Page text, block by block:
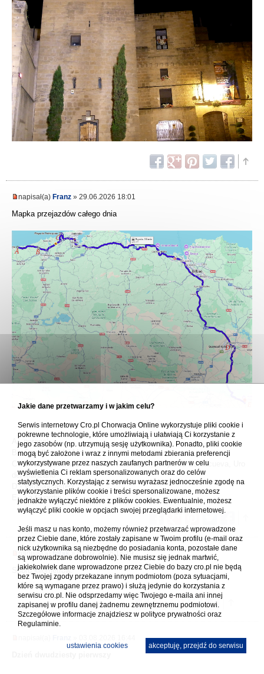
napisał(a) Franz » 29.06.2026 18:01
Mapka przejazdów całego dnia
A - poranek
B - Santillana del Mar
C - Costa Quebrada: Playa de Pedruqias, Playa de Somocueva, Uro
del Manzano
D - Vitoria-Gasteiz
E - La Guardia
napisał(a)fofak» 01.07.2026 16:19
Sporo kilometrów.
Jakie dane przetwarzamy i w jakim celu?
Serwis internetowy Cro.pl Chorwacja Online wykorzystuje pliki cookie i
pokrewne technologie, które umożliwiają i ułatwiają Ci korzystanie z
jego zasobów (np. utrzymują sesję użytkownika). Ponadto, pliki cookie
mogą być założone i wraz z innymi metodami zbierania preferencji
wykorzystywane przez naszych zaufanych partnerów w celu
wyświetlenia Ci reklam spersonalizowanych oraz do celów
statystycznych. Korzystając z serwisu wyrażasz jednocześnie zgodę na
wykorzystanie plików cookie i treści spersonalizowane, możesz
jednakże wyłączyć niektóre z plików cookies. Ewentualnie, możesz
wyłączyć pliki cookie w opcjach swojej przeglądarki internetowej.
Jeśli masz u nas konto, możemy również przetwarzać wprowadzone
przez Ciebie dane, które zostały zapisane w Twoim profilu (e-mail oraz
nick użytkownika są niezbędne do posiadania konta, pozostałe dane
są wprowadzane dobrowolnie). Nie musisz się jednak martwić,
jakiekolwiek dane wprowadzone przez Ciebie do bazy cro.pl nie będą
bez Twojej zgody przekazane innym podmiotom (poza sytuacjami,
które są wymagane przez prawo) i służą jedynie do korzystania z
serwisu cro.pl. Nie odsprzedamy więc Twojego e-maila ani innej
zapisanej w profilu danej żadnemu zewnętrznemu podmiotowi.
Szczegółowe informacje znajdziesz w polityce prywatności oraz
Regulaminie.
akceptuję, przejdź do serwisu
ustawienia cookies